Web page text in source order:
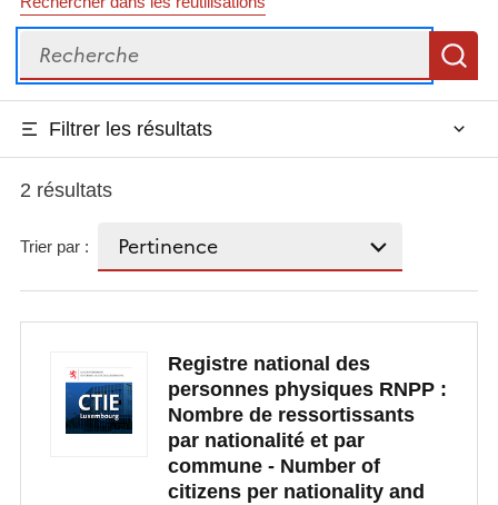
Recherche
Filtrer les résultats
2 résultats
Trier par :
Registre national des
personnes physiques RNPP :
Nombre de ressortissants
par nationalité et par
commune - Number of
citizens per nationality and